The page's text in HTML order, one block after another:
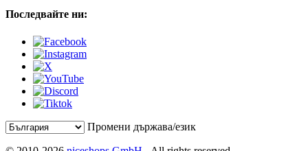
Последвайте ни:
Промени държава/език